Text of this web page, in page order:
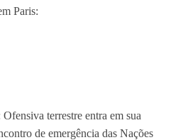
Paris:
Ofensiva terrestre entra em sua
de emergência das Nações